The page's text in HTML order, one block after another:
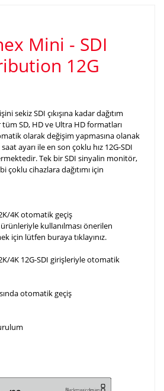
Mini - SDI
12G
sekiz SDI çıkışına kadar dağıtım
SD, HD ve Ultra HD formatları
olarak değişim yapmasına olanak
ayarı ile en son çoklu hız 12G-SDI
Tek bir SDI sinyalin monitör,
çoklu cihazlara dağıtımı için
4K otomatik geçiş
kullanılması önerilen
için lütfen burayatıklayınız.
4K 12G-SDI girişleriyle otomatik
otomatik geçiş